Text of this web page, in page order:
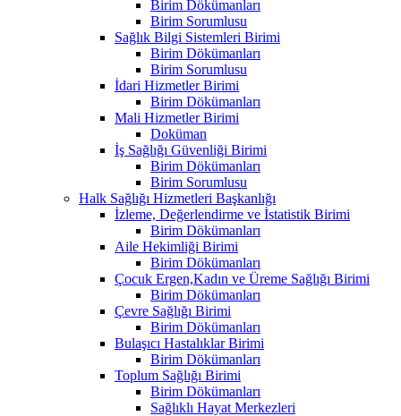
Birim Dökümanları
Birim Sorumlusu
Sağlık Bilgi Sistemleri Birimi
Birim Dökümanları
Birim Sorumlusu
İdari Hizmetler Birimi
Birim Dökümanları
Mali Hizmetler Birimi
Doküman
İş Sağlığı Güvenliği Birimi
Birim Dökümanları
Birim Sorumlusu
Halk Sağlığı Hizmetleri Başkanlığı
İzleme, Değerlendirme ve İstatistik Birimi
Birim Dökümanları
Aile Hekimliği Birimi
Birim Dökümanları
Çocuk Ergen,Kadın ve Üreme Sağlığı Birimi
Birim Dökümanları
Çevre Sağlığı Birimi
Birim Dökümanları
Bulaşıcı Hastalıklar Birimi
Birim Dökümanları
Toplum Sağlığı Birimi
Birim Dökümanları
Sağlıklı Hayat Merkezleri